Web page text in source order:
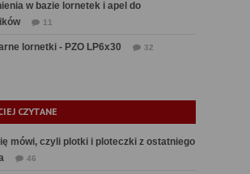
w bazie lornetek i apel do
11
lornetki - PZO LP6x30 32
CZYTANE
mówi, czyli plotki i ploteczki z ostatniego
46